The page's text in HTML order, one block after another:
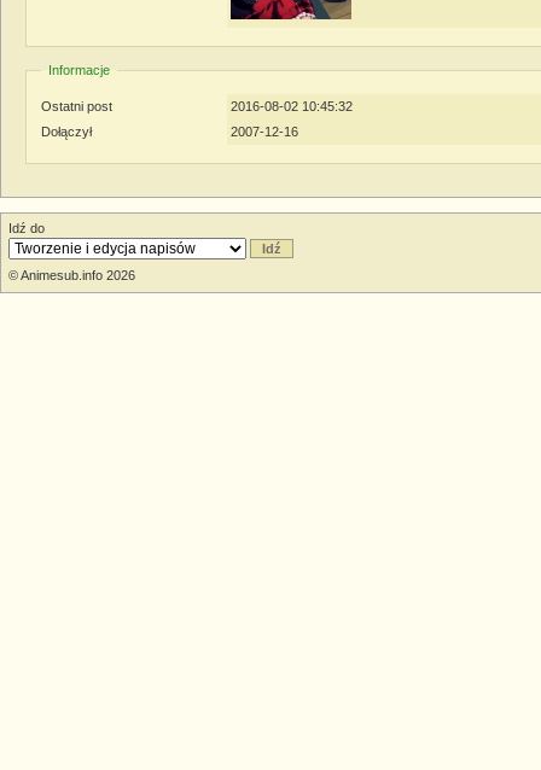
Informacje
Ostatni post
2016-08-02 10:45:32
Dołączył
2007-12-16
Idź do
© Animesub.info 2026